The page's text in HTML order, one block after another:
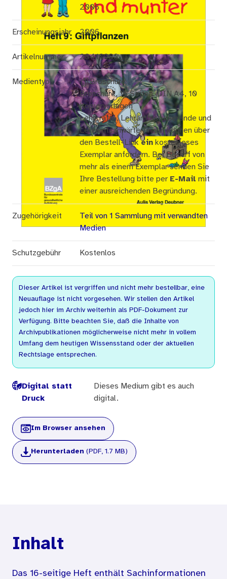
2006
Erscheinungsjahr 2006
Artikelnummer 20410900
Medientyp
Broschüre
Broschüre, 16 Seiten, DIN A4, 10
Kopiervorlagen
Lehrkräfte, Lehramtsstudierende und
Lehramtsanwärter/innen können über
den Bestell-Linkein kostenloses
Exemplar anfordern. Bei Bedarf von
mehr als einem Exemplar senden Sie
Ihre Bestellung bitte per E-Mail mit
einer ausreichenden Begründung.
Zugehörigkeit
Teil von 1 Sammlung mit verwandten
Medien
Schutzgebühr Kostenlos
Dieser Artikel ist vergriffen und nicht mehr bestellbar, eine
Neuauflage ist nicht vorgesehen. Wir stellen den Artikel
jedoch hier im Archiv weiterhin als PDF-Dokument zur
Verfügung. Bitte beachten Sie, daß die Inhalte von
Archivpublikationen möglicherweise nicht mehr in vollem
Umfang dem heutigen Wissensstand oder der aktuellen
Rechtslage entsprechen.
Digital statt
Druck
Dieses Medium gibt es auch
digital.
Im Browser ansehen
Herunterladen (PDF, 1.7 MB)
Inhalt
Das 16-seitige Heft enthält Sachinformationen